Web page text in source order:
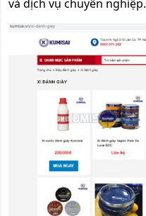
và dịch vụ chuyên nghiệp.